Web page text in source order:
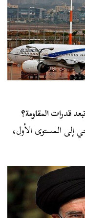
إلى المستوى الأول،